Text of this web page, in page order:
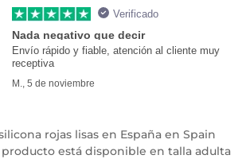
Verificado
Nada negativo que decir
Envío rápido y fiable, atención al cliente muy
receptiva
M., 5 de noviembre
rojas lisas en España en Spain
está disponible en talla adulta